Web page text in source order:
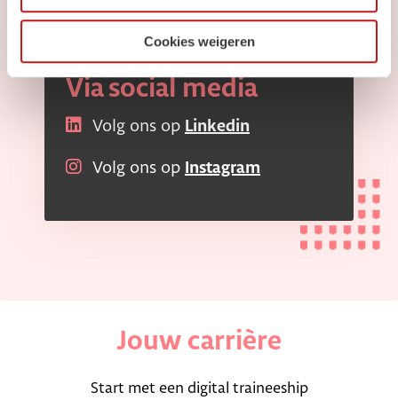
Cookies weigeren
Via social media
Volg ons op Linkedin
Volg ons op Instagram
Jouw carrière
Start met een digital traineeship